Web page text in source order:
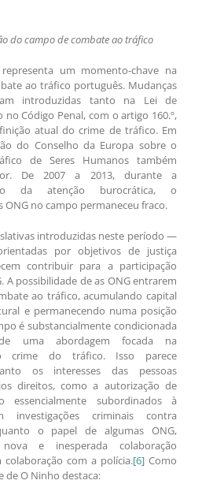
do campo de combate ao tráfico
um momento-chave na
ao tráfico português. Mudanças
introduzidas tanto na Lei de
Código Penal, com o artigo 160.º,
atual do crime de tráfico. Em
do Conselho da Europa sobre o
de Seres Humanos também
De 2007 a 2013, durante a
da atenção burocrática, o
no campo permaneceu fraco.
introduzidas neste período —
por objetivos de justiça
contribuir para a participação
A possibilidade de as ONG entrarem
ao tráfico, acumulando capital
e permanecendo numa posição
é substancialmente condicionada
uma abordagem focada na
crime do tráfico. Isso parece
os interesses das pessoas
direitos, como a autorização de
essencialmente subordinados à
investigações criminais contra
o papel de algumas ONG,
e inesperada colaboração
colaboração com a polícia.[6] Como
de O Ninho destaca: